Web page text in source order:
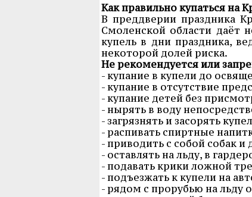
Как правильно купаться на
В преддверии праздника
Смоленской области даёт
купель в дни праздника,
некоторой долей риска.
Не рекомендуется или
- купание в купели до
- купание в отсутствие
- купание детей без
- нырять в воду
- загрязнять и засорять
- распивать спиртные
- приводить с собой собак
- оставлять на льду, в
- подавать крики ложной
- подъезжать к купели на
- рядом с прорубью на льду